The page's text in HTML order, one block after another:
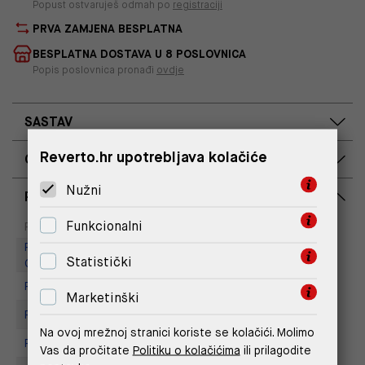
Popust ostvaruješ odmah po registraciji
PRVA ZAMJENA BESPLATNA
BESPLATNA DOSTAVA U 8 POSLOVNICA
Popis poslovnica pronađi ovdje
SASTAV
OPIS PROIZVODA
RASPOLOŽIVOST PO POSLOVNICAMA
Poslovnica
Na upit
Replay Outlet Store, Designer
Outlet Croatia
Replay Outlet Store, Split
Replay store, Arena centar
Replay Store, City Center One
Reverto.hr upotrebljava kolačiće
Nužni
Funkcionalni
Statistički
Marketinški
Na ovoj mrežnoj stranici koriste se kolačići. Molimo
Vas da pročitate Politiku o kolačićima ili prilagodite